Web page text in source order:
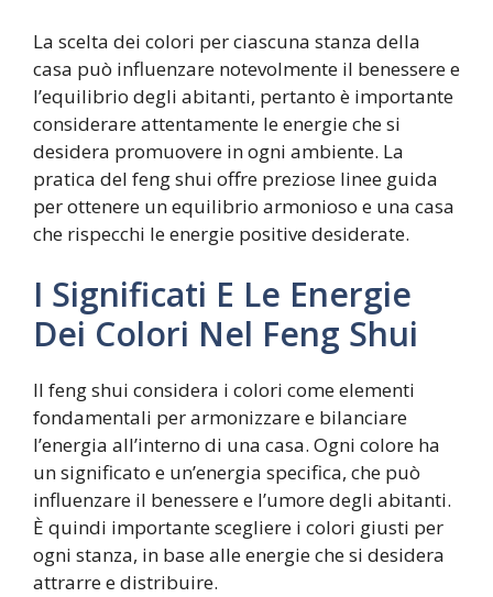
La scelta dei colori per ciascuna stanza della
casa può influenzare notevolmente il benessere e
l’equilibrio degli abitanti, pertanto è importante
considerare attentamente le energie che si
desidera promuovere in ogni ambiente. La
pratica del feng shui offre preziose linee guida
per ottenere un equilibrio armonioso e una casa
che rispecchi le energie positive desiderate.
I Significati E Le Energie
Dei Colori Nel Feng Shui
Il feng shui considera i colori come elementi
fondamentali per armonizzare e bilanciare
l’energia all’interno di una casa. Ogni colore ha
un significato e un’energia specifica, che può
influenzare il benessere e l’umore degli abitanti.
È quindi importante scegliere i colori giusti per
ogni stanza, in base alle energie che si desidera
attrarre e distribuire.